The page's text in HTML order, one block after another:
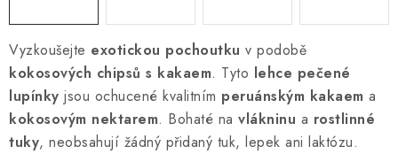
Vyzkoušejte exotickou pochoutku v podobě
kokosových chipsů s kakaem. Tyto lehce pečené
lupínky jsou ochucené kvalitním peruánským kakaem a
kokosovým nektarem. Bohaté na vlákninu a rostlinné
tuky, neobsahují žádný přidaný tuk, lepek ani laktózu.